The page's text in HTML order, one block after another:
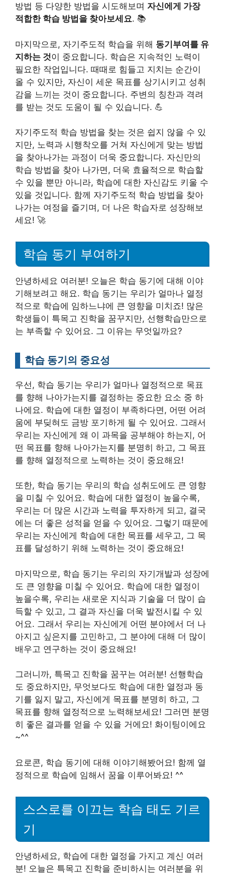
방법 등 다양한 방법을 시도해보며 자신에게 가장
적합한 학습 방법을 찾아보세요. 📚
마지막으로, 자기주도적 학습을 위해 동기부여를 유
지하는 것이 중요합니다. 학습은 지속적인 노력이
필요한 작업입니다. 때때로 힘들고 지치는 순간이
올 수 있지만, 자신이 세운 목표를 상기시키고 성취
감을 느끼는 것이 중요합니다. 주변의 칭찬과 격려
를 받는 것도 도움이 될 수 있습니다. 💪
자기주도적 학습 방법을 찾는 것은 쉽지 않을 수 있
지만, 노력과 시행착오를 거쳐 자신에게 맞는 방법
을 찾아나가는 과정이 더욱 중요합니다. 자신만의
학습 방법을 찾아 나가면, 더욱 효율적으로 학습할
수 있을 뿐만 아니라, 학습에 대한 자신감도 키울 수
있을 것입니다. 함께 자기주도적 학습 방법을 찾아
나가는 여정을 즐기며, 더 나은 학습자로 성장해보
세요! 🚀
학습 동기 부여하기
안녕하세요 여러분! 오늘은 학습 동기에 대해 이야
기해보려고 해요. 학습 동기는 우리가 얼마나 열정
적으로 학습에 임하느냐에 큰 영향을 미치죠! 많은
학생들이 특목고 진학을 꿈꾸지만, 선행학습만으로
는 부족할 수 있어요. 그 이유는 무엇일까요?
학습 동기의 중요성
우선, 학습 동기는 우리가 얼마나 열정적으로 목표
를 향해 나아가는지를 결정하는 중요한 요소 중 하
나에요. 학습에 대한 열정이 부족하다면, 어떤 어려
움에 부딪혀도 금방 포기하게 될 수 있어요. 그래서
우리는 자신에게 왜 이 과목을 공부해야 하는지, 어
떤 목표를 향해 나아가는지를 분명히 하고, 그 목표
를 향해 열정적으로 노력하는 것이 중요해요!
또한, 학습 동기는 우리의 학습 성취도에도 큰 영향
을 미칠 수 있어요. 학습에 대한 열정이 높을수록,
우리는 더 많은 시간과 노력을 투자하게 되고, 결국
에는 더 좋은 성적을 얻을 수 있어요. 그렇기 때문에
우리는 자신에게 학습에 대한 목표를 세우고, 그 목
표를 달성하기 위해 노력하는 것이 중요해요!
마지막으로, 학습 동기는 우리의 자기개발과 성장에
도 큰 영향을 미칠 수 있어요. 학습에 대한 열정이
높을수록, 우리는 새로운 지식과 기술을 더 많이 습
득할 수 있고, 그 결과 자신을 더욱 발전시킬 수 있
어요. 그래서 우리는 자신에게 어떤 분야에서 더 나
아지고 싶은지를 고민하고, 그 분야에 대해 더 많이
배우고 연구하는 것이 중요해요!
그러니까, 특목고 진학을 꿈꾸는 여러분! 선행학습
도 중요하지만, 무엇보다도 학습에 대한 열정과 동
기를 잃지 말고, 자신에게 목표를 분명히 하고, 그
목표를 향해 열정적으로 노력해보세요! 그러면 분명
히 좋은 결과를 얻을 수 있을 거에요! 화이팅이에요
~^^
요로콘, 학습 동기에 대해 이야기해봤어요! 함께 열
정적으로 학습에 임해서 꿈을 이루어봐요! ^^
스스로를 이끄는 학습 태도 기르
기
안녕하세요, 학습에 대한 열정을 가지고 계신 여러
분! 오늘은 특목고 진학을 준비하시는 여러분을 위